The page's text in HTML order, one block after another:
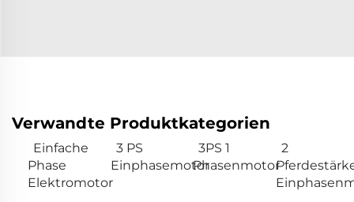
Verwandte Produktkategorien
Einfache
Phase
Elektromotor
3 PS
Einphasemotor
3PS 1
Phasenmotor
2